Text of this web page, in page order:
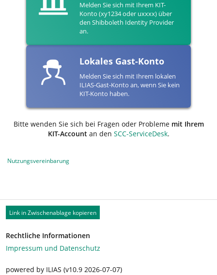
Melden Sie sich mit Ihrem KIT-
Konto (xy1234 oder uxxxx) über
den Shibboleth Identity Provider
an.
Lokales Gast-Konto
Melden Sie sich mit Ihrem lokalen
ILIAS-Gast-Konto an, wenn Sie kein
KIT-Konto haben.
Bitte wenden Sie sich bei Fragen oder Probleme mit Ihrem
KIT-Accountan den SCC-ServiceDesk.
Nutzungsvereinbarung
Link in Zwischenablage kopieren
Rechtliche Informationen
Impressum und Datenschutz
powered by ILIAS (v10.9 2026-07-07)